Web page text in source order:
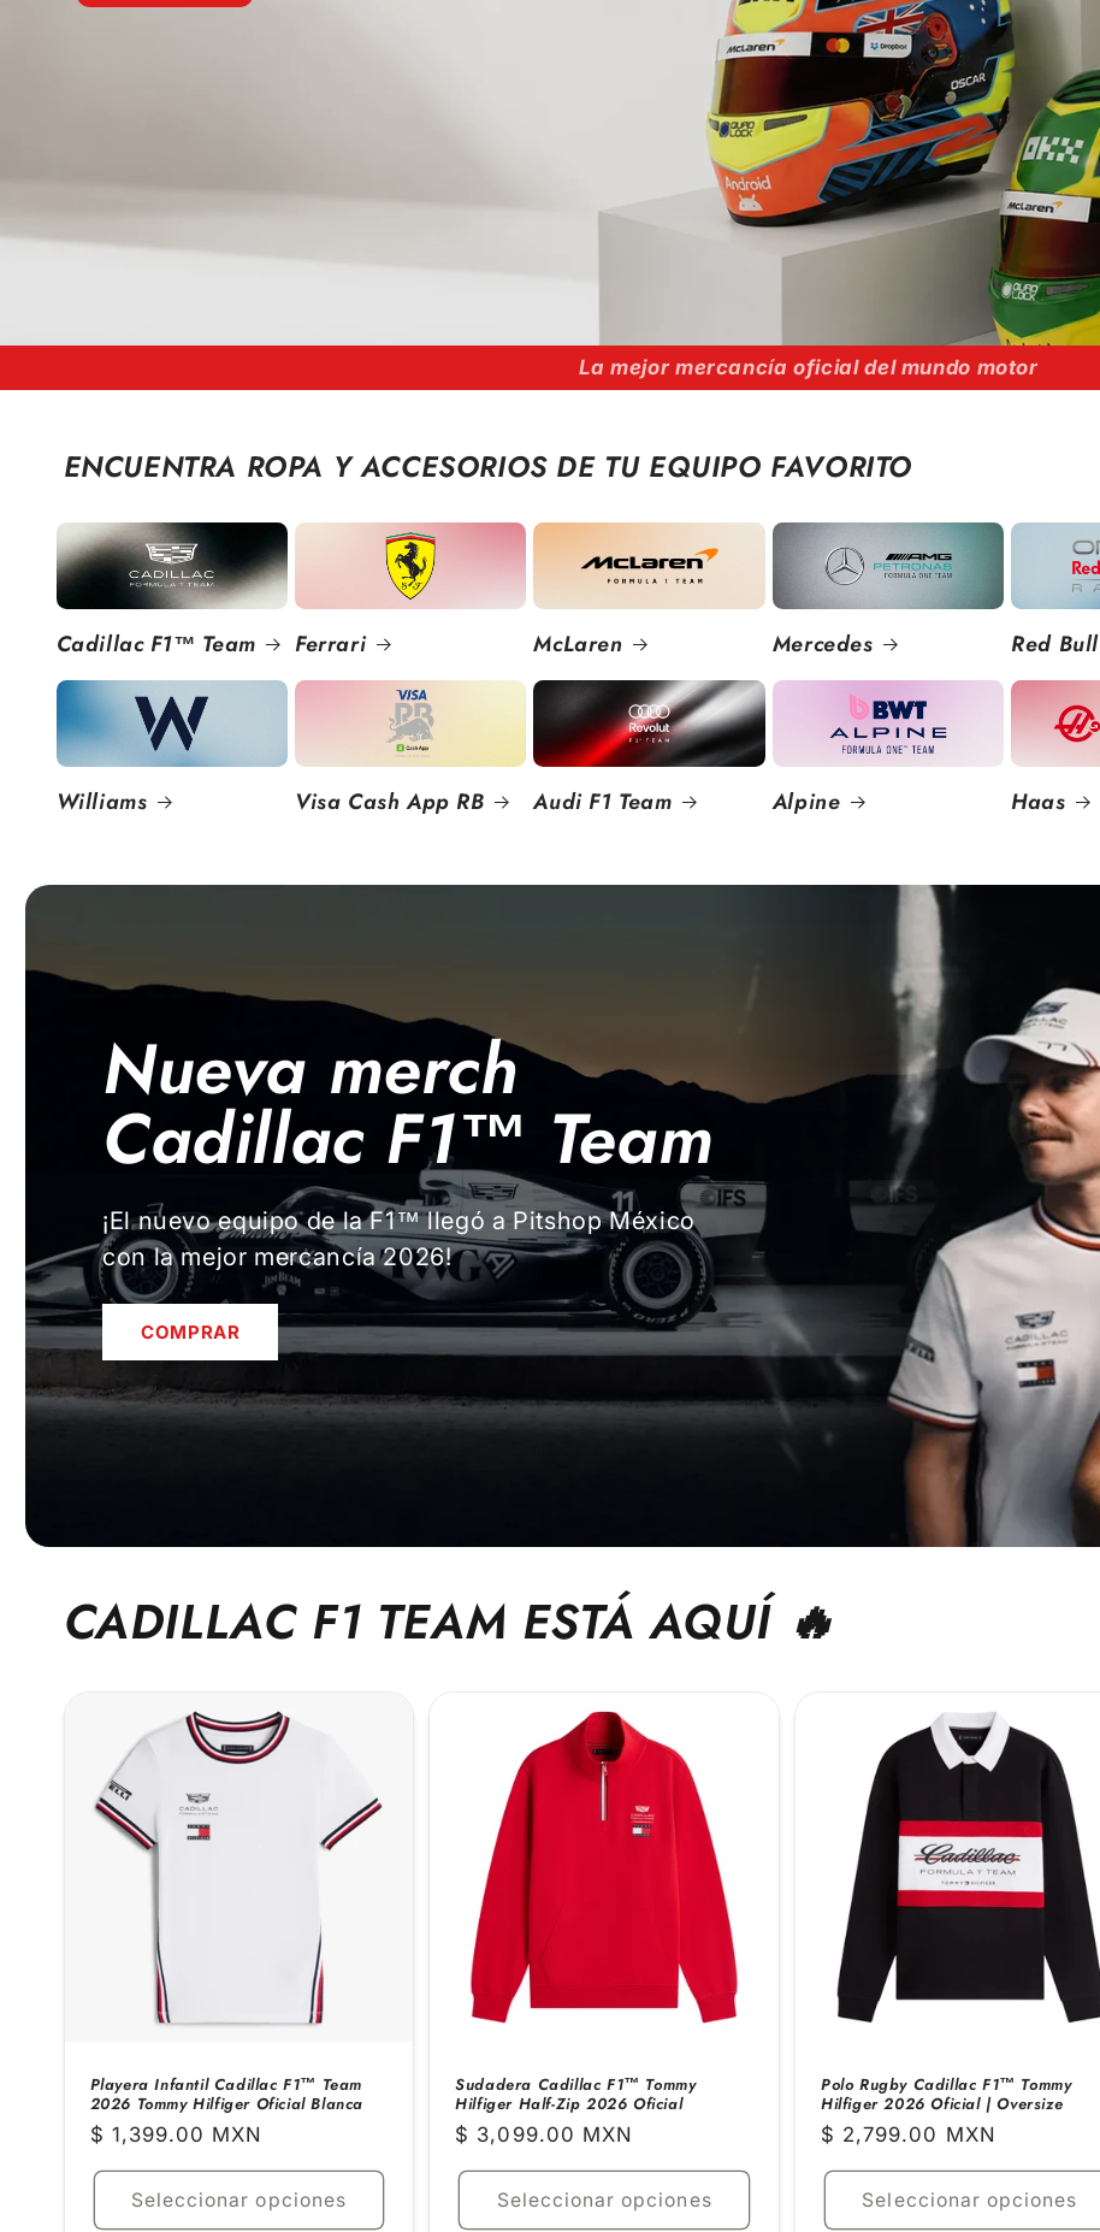
La mejor mercancía oficial del mundo motor
ENCUENTRA ROPA Y ACCESORIOS DE TU EQUIPO FAVORITO
Cadillac F1™ Team Ferrari McLaren Mercedes Red Bull
Williams Visa Cash App RB Audi F1 Team Alpine Haas
Nueva merch
Cadillac F1™ Team
¡El nuevo equipo de la F1™ llegó a Pitshop México
con la mejor mercancía 2026!
COMPRAR
CADILLAC F1 TEAM ESTÁ AQUÍ 🔥
Playera Infantil Cadillac F1™ Team
2026 Tommy Hilfiger Oficial Blanca
Precio
habitual
$ 1,399.00 MXN
Seleccionar opciones
Sudadera Cadillac F1™ Tommy
Hilfiger Half-Zip 2026 Oficial
Precio
habitual
$ 3,099.00 MXN
Seleccionar opciones
Polo Rugby Cadillac F1™ Tommy
Hilfiger 2026 Oficial | Oversize
Precio
habitual
$ 2,799.00 MXN
Seleccionar opciones